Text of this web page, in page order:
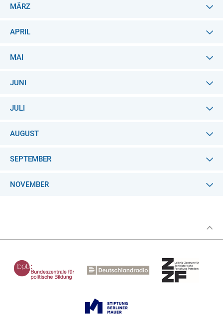
MÄRZ
APRIL
MAI
JUNI
JULI
AUGUST
SEPTEMBER
NOVEMBER